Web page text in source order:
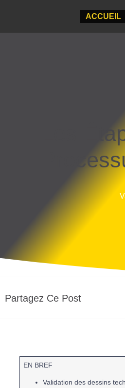
ACCUEIL
Les
Partagez Ce Post
EN BREF
Validation des dessins